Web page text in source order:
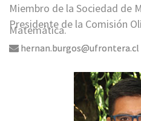
Miembro de la Sociedad de
Presidente de la Comisión
Matemática.
hernan.burgos@ufrontera.cl